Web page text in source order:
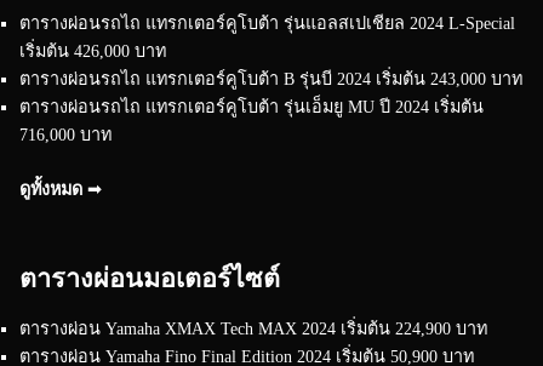
ตารางผ่อนรถไถ แทรกเตอร์คูโบต้า รุ่นแอลสเปเชียล 2024 L-Special
เริ่มต้น 426,000 บาท
ตารางผ่อนรถไถ แทรกเตอร์คูโบต้า B รุ่นบี 2024 เริ่มต้น 243,000 บาท
ตารางผ่อนรถไถ แทรกเตอร์คูโบต้า รุ่นเอ็มยู MU ปี 2024 เริ่มต้น
716,000 บาท
ดูทั้งหมด ➟
ตารางผ่อนมอเตอร์ไซต์
ตารางผ่อน Yamaha XMAX Tech MAX 2024 เริ่มต้น 224,900 บาท
ตารางผ่อน Yamaha Fino Final Edition 2024 เริ่มต้น 50,900 บาท